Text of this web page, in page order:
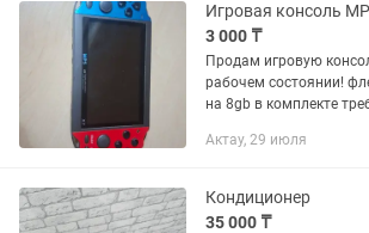
Игровая консоль
3 000 ₸
Продам игровую
рабочем состоянии! флешка micfo cd
на 8gb в комплекте требует замены
Актау, 29 июля
Кондиционер
35 000 ₸